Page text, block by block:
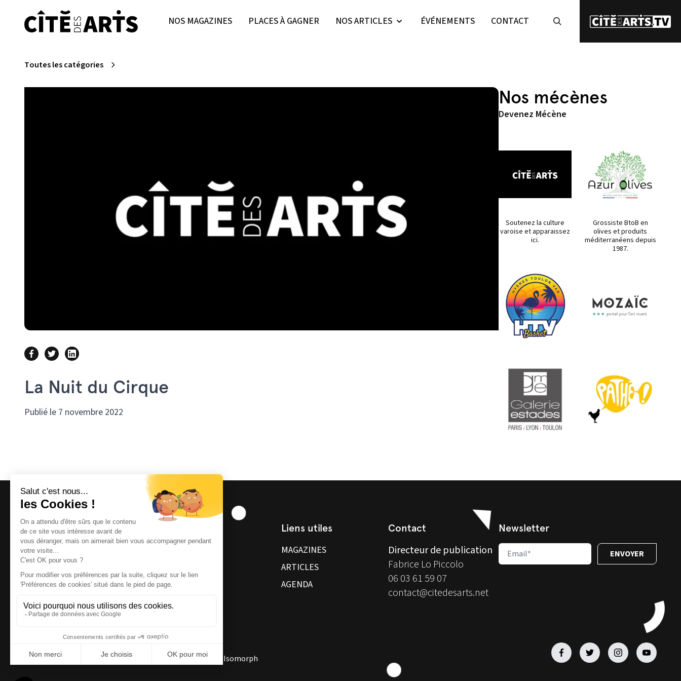
NOS MAGAZINES PLACES À GAGNER NOS ARTICLES ÉVÉNEMENTS CONTACT
Toutes les catégories
La Nuit du Cirque
Publié le 7 novembre 2022
Nos mécènes
Devenez Mécène
Soutenez la culture
varoise et apparaissez
ici.
Grossiste BtoB en
olives et produits
méditerranéens depuis
1987.
Magazine et site internet culturels varois.
Liens utiles
MAGAZINES
ARTICLES
AGENDA
Contact
Directeur de publication
Fabrice Lo Piccolo
06 03 61 59 07
contact@citedesarts.net
Newsletter
Termes et conditions
|Gestion des cookies Réalisation Isomorph FacebookFacebookFacebookFacebook